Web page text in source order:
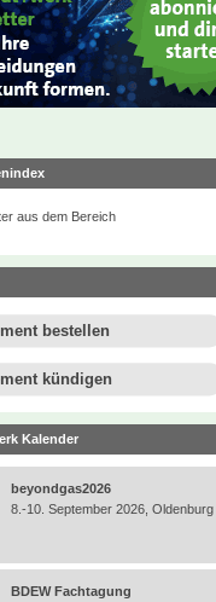
aus dem Bereich
bestellen
kündigen
Kalender
beyondgas2026
8.-10. September 2026, Oldenburg
BDEW Fachtagung